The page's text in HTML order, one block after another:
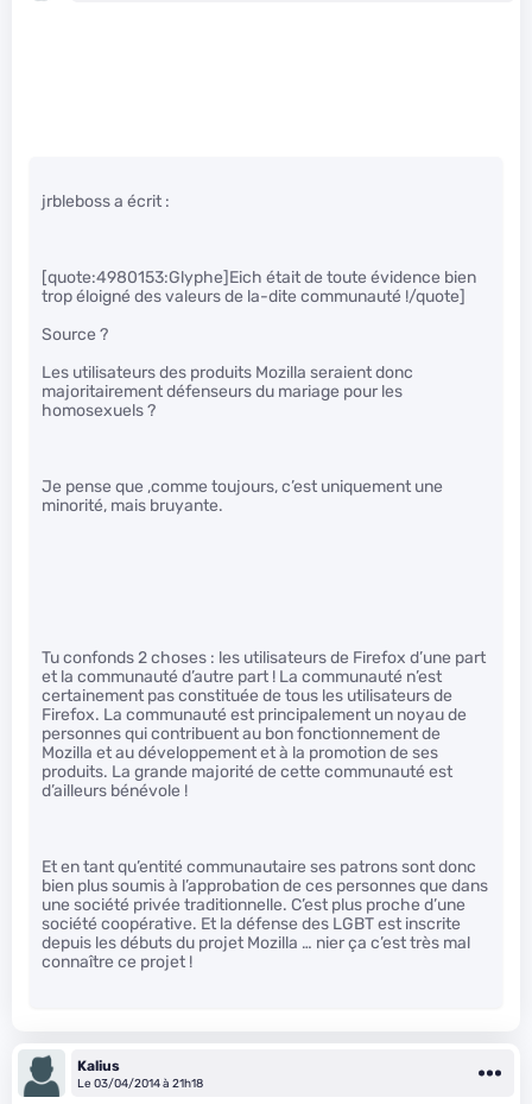
jrbleboss a écrit :
[quote:4980153:Glyphe]Eich était de toute évidence bien
trop éloigné des valeurs de la-dite communauté !/quote]
Source ?
Les utilisateurs des produits Mozilla seraient donc
majoritairement défenseurs du mariage pour les
homosexuels ?
Je pense que ,comme toujours, c’est uniquement une
minorité, mais bruyante.
Tu confonds 2 choses : les utilisateurs de Firefox d’une part
et la communauté d’autre part ! La communauté n’est
certainement pas constituée de tous les utilisateurs de
Firefox. La communauté est principalement un noyau de
personnes qui contribuent au bon fonctionnement de
Mozilla et au développement et à la promotion de ses
produits. La grande majorité de cette communauté est
d’ailleurs bénévole !
Et en tant qu’entité communautaire ses patrons sont donc
bien plus soumis à l’approbation de ces personnes que dans
une société privée traditionnelle. C’est plus proche d’une
société coopérative. Et la défense des LGBT est inscrite
depuis les débuts du projet Mozilla … nier ça c’est très mal
connaître ce projet !
Kalius
Le 03/04/2014 à 21h18